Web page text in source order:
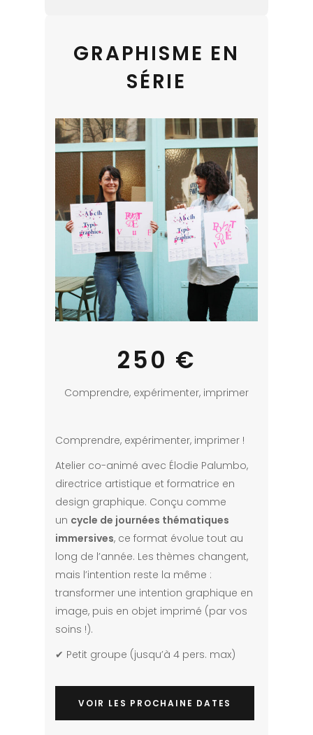
GRAPHISME EN
SÉRIE
250 €
Comprendre, expérimenter, imprimer
Comprendre, expérimenter, imprimer !
Atelier co-animé avec Élodie Palumbo,
directrice artistique et formatrice en
design graphique. Conçu comme
un cycle de journées thématiques
immersives, ce format évolue tout au
long de l’année. Les thèmes changent,
mais l’intention reste la même :
transformer une intention graphique en
image, puis en objet imprimé (par vos
soins !).
✔ Petit groupe (jusqu’à 4 pers. max)
VOIR LES PROCHAINE DATES